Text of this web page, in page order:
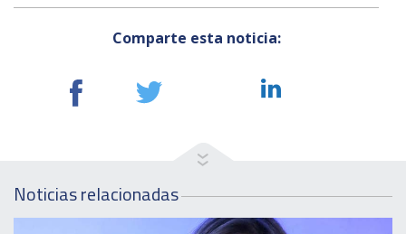
Comparte esta noticia:
Noticias relacionadas